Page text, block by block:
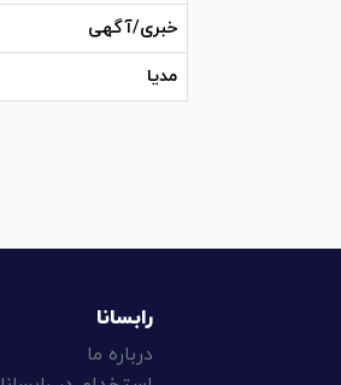
خبری/آگهی
مدیا
رابسانا
درباره ما